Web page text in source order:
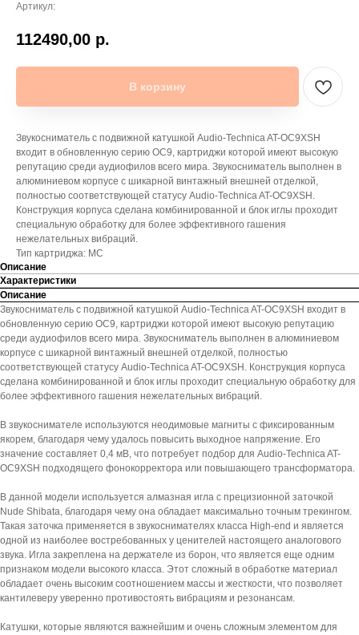
Артикул:
112490,00 р.
В корзину
Звукосниматель с подвижной катушкой Audio-Technica AT-OC9XSH
входит в обновленную серию OC9, картриджи которой имеют высокую
репутацию среди аудиофилов всего мира. Звукосниматель выполнен в
алюминиевом корпусе с шикарной винтажный внешней отделкой,
полностью соответствующей статусу Audio-Technica AT-OC9XSH.
Конструкция корпуса сделана комбинированной и блок иглы проходит
специальную обработку для более эффективного гашения
нежелательных вибраций.
Тип картриджа: МС
Описание
Характеристики
Описание
Звукосниматель с подвижной катушкой Audio-Technica AT-OC9XSH входит в
обновленную серию OC9, картриджи которой имеют высокую репутацию
среди аудиофилов всего мира. Звукосниматель выполнен в алюминиевом
корпусе с шикарной винтажный внешней отделкой, полностью
соответствующей статусу Audio-Technica AT-OC9XSH. Конструкция корпуса
сделана комбинированной и блок иглы проходит специальную обработку для
более эффективного гашения нежелательных вибраций.
В звукоснимателе используются неодимовые магниты с фиксированным
якорем, благодаря чему удалось повысить выходное напряжение. Его
значение составляет 0,4 мВ, что потребует подбор для Audio-Technica AT-
OC9XSH подходящего фонокорректора или повышающего трансформатора.
В данной модели используется алмазная игла с прецизионной заточкой
Nude Shibata, благодаря чему она обладает максимально точным трекингом.
Такая заточка применяется в звукоснимателях класса High-end и является
одной из наиболее востребованных у ценителей настоящего аналогового
звука. Игла закреплена на держателе из борон, что является еще одним
признаком модели высокого класса. Этот сложный в обработке материал
обладает очень высоким соотношением массы и жесткости, что позволяет
кантилеверу уверенно противостоять вибрациям и резонансам.
Катушки, которые являются важнейшим и очень сложным элементом для